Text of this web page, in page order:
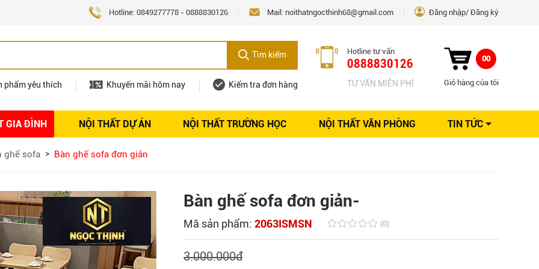
Hotline: 0849277778 - 0888830126 Mail: noithatngocthinh68@gmail.com Đăng nhập Đăng ký
Tìm kiếm
phẩm yêu thích Khuyến mãi hôm nay Kiểm tra đơn hàng
Hotline tư vấn
0888830126
TƯ VẤN MIỄN PHÍ
00
Giỏ hàng của tôi
GIA ĐÌNH NỘI THẤT DỰ ÁN NỘI THẤT TRƯỜNG HỌC NỘI THẤT VĂN PHÒNG TIN TỨC
thất
Giải pháp thiết kế
ghế sofa Bàn ghế sofa đơn giản
Bàn ghế sofa đơn giản-
Mã sản phẩm:2063ISMSN (0)
3.000.000đ